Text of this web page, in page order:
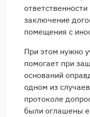
ответственности
заключение
помещения с
При этом нужно
помогает при
оснований
одном из
протоколе
были оглашены